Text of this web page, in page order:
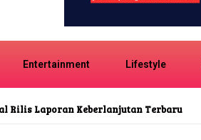
Entertainment Lifestyle
Mudah Buncit, Ada Kemungkinan